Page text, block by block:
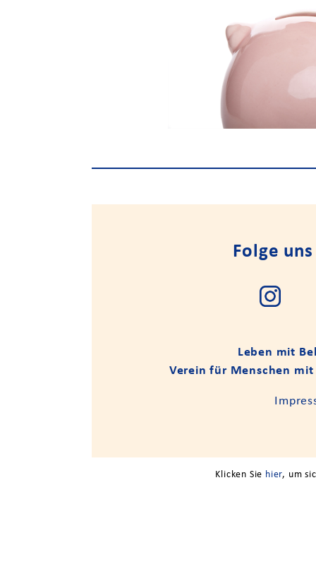
Folge
Leben mit
Verein für Menschen
Klicken Sie hier, um